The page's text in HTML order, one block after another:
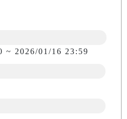
~ 2026/01/16 23:59